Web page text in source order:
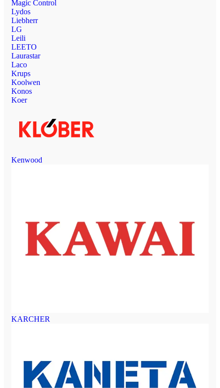
Magic Control
Lydos
Liebherr
LG
Leili
LEETO
Laurastar
Laco
Krups
Koolwen
Konos
Koer
Kenwood
KARCHER